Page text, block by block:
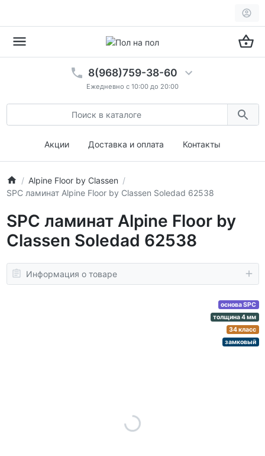
8(968)759-38-60
Ежедневно с 10:00 до 20:00
Акции Доставка и оплата Контакты
Alpine Floor by Classen
SPC ламинат Alpine Floor by Classen Soledad 62538
SPC ламинат Alpine Floor by
Classen Soledad 62538
Информация о товаре
основа SPC
толщина 4 мм
34 класс
замковый